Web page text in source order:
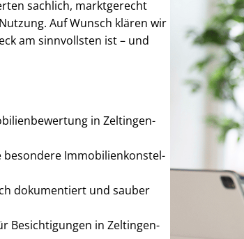
sachlich, marktgerecht
Auf Wunsch klären wir
am sinnvollsten ist – und
in Zeltingen-
besondere Im­mo­bi­li­en­kon­stel­
dokumentiert und sauber
Besichtigungen in Zeltingen-